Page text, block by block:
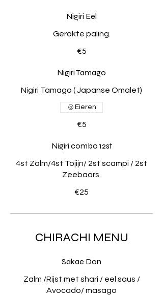
Nigiri Eel
Gerokte paling.
€5
Nigiri Tamago
Nigiri Tamago ( Japanse Omalet)
€5
Eieren
Nigiri combo 12st
4st Zalm/4st Tojijn/ 2st scampi / 2st
Zeebaars.
€25
CHIRACHI MENU
Sakae Don
Zalm /Rijst met shari / eel saus /
Avocado/ masago